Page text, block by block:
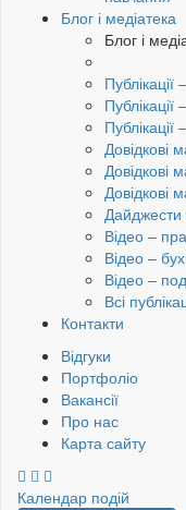
Блог і медіатека
Блог і
Довідкові
Довідкові
Довідкові
Дайджести
Відео –
Відео –
Відео –
Всі
Контакти
Відгуки
Портфоліо
Вакансії
Про нас
Карта сайту
Календар подій